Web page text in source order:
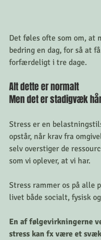
Det føles ofte som om, at
bedring en dag, for så at
forfærdeligt i tre dage.
Alt dette er normalt
Men det er stadigvæk
Stress er en
opstår, når krav fra
selv overstiger de
som vi oplever, at vi har.
Stress rammer os på alle
livet både socialt, fysisk
En af følgevirkningerne
stress kan fx være et